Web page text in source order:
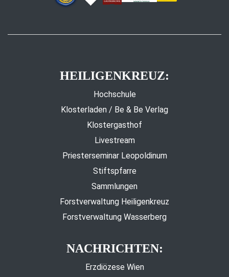
HEILIGENKREUZ:
Hochschule
Klosterladen / Be & Be Verlag
Klostergasthof
Livestream
Priesterseminar Leopoldinum
Stiftspfarre
Sammlungen
Forstverwaltung Heiligenkreuz
Forstverwaltung Wasserberg
NACHRICHTEN:
Erzdiözese Wien